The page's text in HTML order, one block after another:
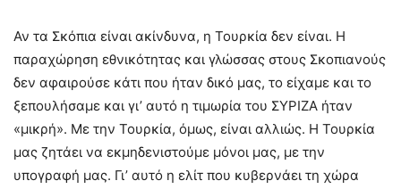
Αν τα Σκόπια είναι ακίνδυνα, η Τουρκία δεν είναι. Η
παραχώρηση εθνικότητας και γλώσσας στους Σκοπιανούς
δεν αφαιρούσε κάτι που ήταν δικό μας, το είχαμε και το
ξεπουλήσαμε και γι’ αυτό η τιμωρία του ΣΥΡΙΖΑ ήταν
«μικρή». Με την Τουρκία, όμως, είναι αλλιώς. Η Τουρκία
μας ζητάει να εκμηδενιστούμε μόνοι μας, με την
υπογραφή μας. Γι’ αυτό η ελίτ που κυβερνάει τη χώρα